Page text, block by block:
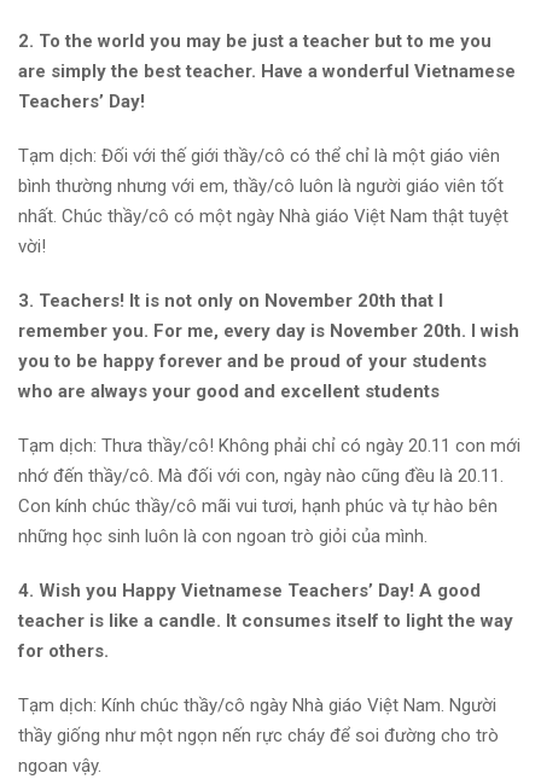
2. To the world you may be just a teacher but to me you
are simply the best teacher. Have a wonderful Vietnamese
Teachers’ Day!
Tạm dịch: Đối với thế giới thầy/cô có thể chỉ là một giáo viên
bình thường nhưng với em, thầy/cô luôn là người giáo viên tốt
nhất. Chúc thầy/cô có một ngày Nhà giáo Việt Nam thật tuyệt
vời!
3. Teachers! It is not only on November 20th that I
remember you. For me, every day is November 20th. I wish
you to be happy forever and be proud of your students
who are always your good and excellent students
Tạm dịch: Thưa thầy/cô! Không phải chỉ có ngày 20.11 con mới
nhớ đến thầy/cô. Mà đối với con, ngày nào cũng đều là 20.11.
Con kính chúc thầy/cô mãi vui tươi, hạnh phúc và tự hào bên
những học sinh luôn là con ngoan trò giỏi của mình.
4. Wish you Happy Vietnamese Teachers’ Day! A good
teacher is like a candle. It consumes itself to light the way
for others.
Tạm dịch: Kính chúc thầy/cô ngày Nhà giáo Việt Nam. Người
thầy giống như một ngọn nến rực cháy để soi đường cho trò
ngoan vậy.